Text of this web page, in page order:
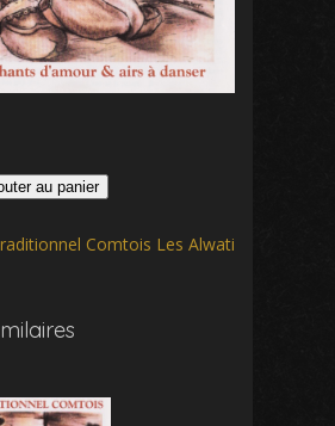
au panier
Comtois Les Alwati